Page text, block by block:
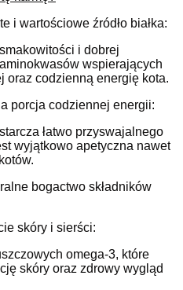
i wartościowe źródło białka:
i dobrej
wspierających
oraz codzienną energię kota.
porcja codziennej energii:
łatwo przyswajalnego
wyjątkowo apetyczna nawet
bogactwo składników
skóry i sierści:
omega-3, które
skóry oraz zdrowy wygląd